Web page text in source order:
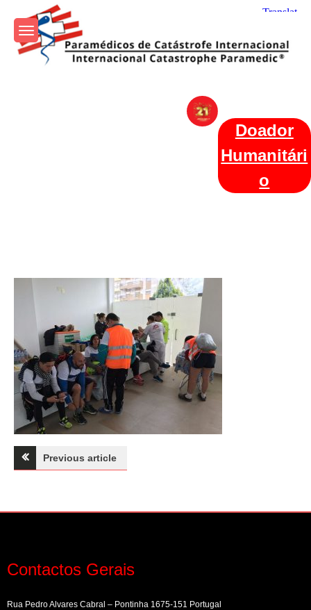
content
Internacional
Doador
Humanitári
o
Navegação
artigos
Previous article
Contactos Gerais
Rua Pedro Alvares Cabral – Pontinha 1675-151 Portugal